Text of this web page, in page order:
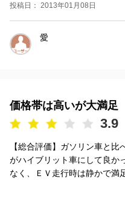
投稿日： 2013年01月08日
愛
価格帯は高いが大満足
3.9
【総合評価】ガソリン車と
がハイブリット車にして良か
なく、ＥＶ走行時は静かで満